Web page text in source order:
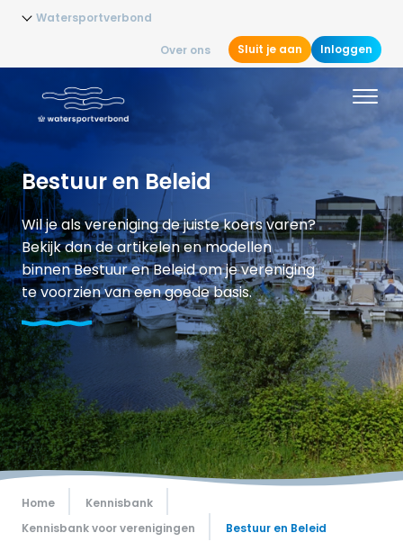
Watersportverbond
Over ons Sluit je aan Inloggen
Bestuur en Beleid
Wil je als vereniging de juiste koers varen?
Bekijk dan de artikelen en modellen
binnen Bestuur en Beleid om je vereniging
te voorzien van een goede basis.
Home
Kennisbank
Kennisbank voor verenigingen
Bestuur en Beleid